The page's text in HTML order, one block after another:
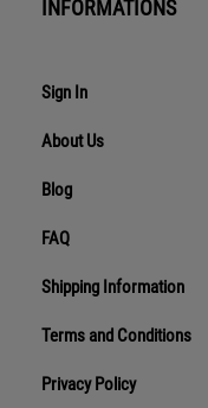
INFORMATIONS
Sign In
About Us
Blog
FAQ
Shipping Information
Terms and Conditions
Privacy Policy